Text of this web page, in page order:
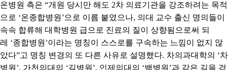
온병원 측은 “개원 당시만 해도 2차 의료기관을 강조하려는 목적
으로 ‘온종합병원 ’으로 이름 붙였으나, 의대 교수 출신 명의들이
속속 합류해 대학병원 급으로 진료의 질이 상향됨으로써 되
레 ‘종합병원 ’이라는 명칭이 스스로를 구속하는 느낌이 없지 않
았다”고 명칭 변경의 또 다른 사유로 설명했다. 차의과대학의 ‘차
병원 ’, 가천의대의 ‘길병원 ’, 인제의대의 ‘백병원 ’과 같은 길을 걷